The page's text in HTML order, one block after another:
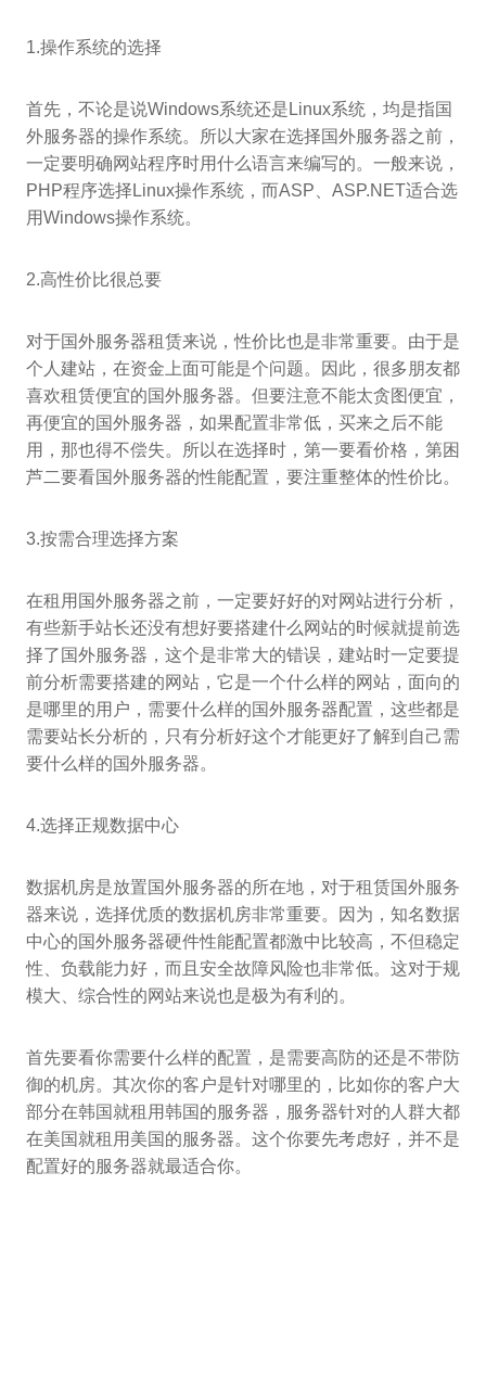
1.操作系统的选择
首先，不论是说Windows系统还是Linux系统，均是指国
外服务器的操作系统。所以大家在选择国外服务器之前，
一定要明确网站程序时用什么语言来编写的。一般来说，
PHP程序选择Linux操作系统，而ASP、ASP.NET适合选
用Windows操作系统。
2.高性价比很总要
对于国外服务器租赁来说，性价比也是非常重要。由于是
个人建站，在资金上面可能是个问题。因此，很多朋友都
喜欢租赁便宜的国外服务器。但要注意不能太贪图便宜，
再便宜的国外服务器，如果配置非常低，买来之后不能
用，那也得不偿失。所以在选择时，第一要看价格，第困
芦二要看国外服务器的性能配置，要注重整体的性价比。
3.按需合理选择方案
在租用国外服务器之前，一定要好好的对网站进行分析，
有些新手站长还没有想好要搭建什么网站的时候就提前选
择了国外服务器，这个是非常大的错误，建站时一定要提
前分析需要搭建的网站，它是一个什么样的网站，面向的
是哪里的用户，需要什么样的国外服务器配置，这些都是
需要站长分析的，只有分析好这个才能更好了解到自己需
要什么样的国外服务器。
4.选择正规数据中心
数据机房是放置国外服务器的所在地，对于租赁国外服务
器来说，选择优质的数据机房非常重要。因为，知名数据
中心的国外服务器硬件性能配置都激中比较高，不但稳定
性、负载能力好，而且安全故障风险也非常低。这对于规
模大、综合性的网站来说也是极为有利的。
首先要看你需要什么样的配置，是需要高防的还是不带防
御的机房。其次你的客户是针对哪里的，比如你的客户大
部分在韩国就租用韩国的服务器，服务器针对的人群大都
在美国就租用美国的服务器。这个你要先考虑好，并不是
配置好的服务器就最适合你。